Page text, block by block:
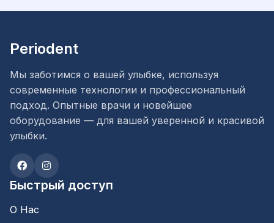
Periodent
Мы заботимся о вашей улыбке, используя
современные технологии и профессиональный
подход. Опытные врачи и новейшее
оборудование — для вашей уверенной и красивой
улыбки.
Быстрый доступ
О Нас